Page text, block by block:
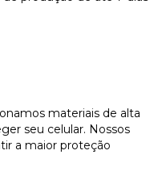
materiais de alta
seu celular. Nossos
a maior proteção